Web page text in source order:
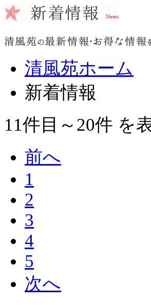
清風苑ホーム
新着情報
11件目～20件 を
前へ
1
2
3
4
5
次へ